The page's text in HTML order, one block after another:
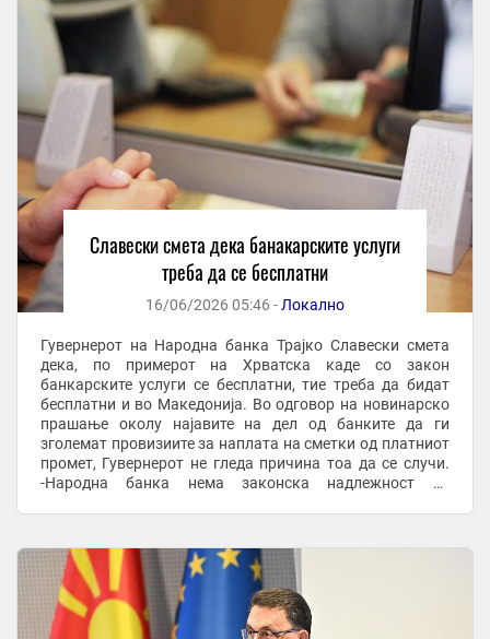
Славески смета дека банакарските услуги
треба да се бесплатни
16/06/2026 05:46 - Локално
Гувернерот на Народна банка Трајко Славески смета
дека, по примерот на Хрватска каде со закон
банкарските услуги се бесплатни, тие треба да бидат
бесплатни и во Македонија. Во одговор на новинарско
прашање околу најавите на дел од банките да ги
зголемат провизиите за наплата на сметки од платниот
промет, Гувернерот не гледа причина тоа да се случи.
-Народна банка нема законска надлежност за